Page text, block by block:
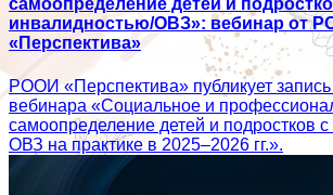
самоопределение детей и
инвалидностью/ОВЗ»: вебинар от
«Перспектива»
РООИ «Перспектива» публикует запись
вебинара «Социальное и
самоопределение детей и подростков
ОВЗ на практике в 2025–2026 гг.».